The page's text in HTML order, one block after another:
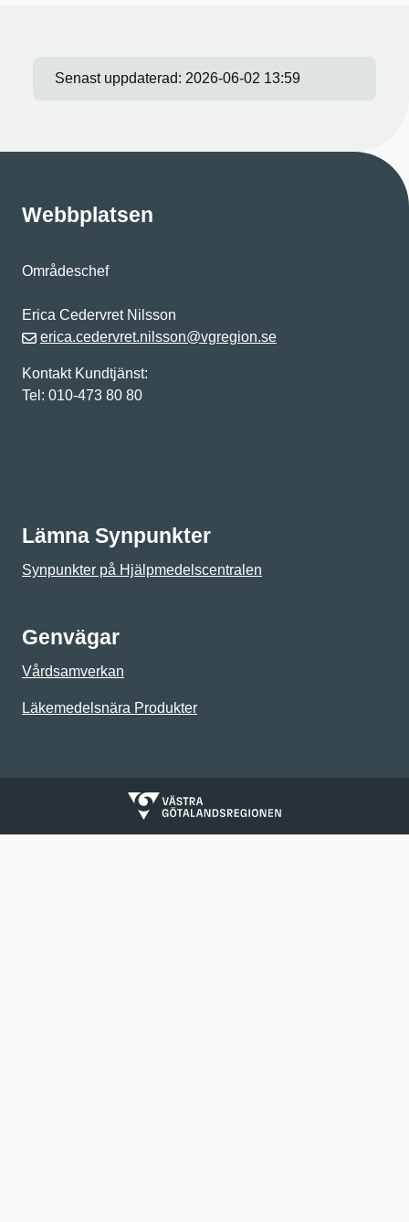
Senast uppdaterad: 2026-06-02 13:59
Webbplatsen
Områdeschef
Erica Cedervret Nilsson
erica.cedervret.nilsson@vgregion.se
Kontakt Kundtjänst:
Tel: 010-473 80 80
Lämna Synpunkter
Synpunkter på Hjälpmedelscentralen
Genvägar
Vårdsamverkan
Läkemedelsnära Produkter